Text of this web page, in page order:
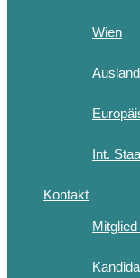
Wien
Int.
Kontakt